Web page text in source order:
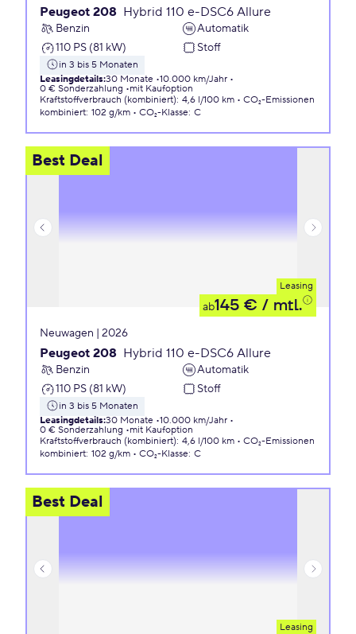
Peugeot 208 Hybrid 110 e-DSC6 Allure
Benzin
Automatik
110 PS (81 kW)
Stoff
in 3 bis 5 Monaten
Leasingdetails:30 Monate 10.000 km/Jahr
0 € Sonderzahlung
mit Kaufoption
Kraftstoffverbrauch (kombiniert): 4,6 l/100 km
CO₂-Emissionen
kombiniert: 102 g/km CO₂-Klasse: C
Best Deal
Leasing
ab145 € / mtl.
Neuwagen | 2026
Peugeot 208 Hybrid 110 e-DSC6 Allure
Benzin
Automatik
110 PS (81 kW)
Stoff
in 3 bis 5 Monaten
Leasingdetails:30 Monate 10.000 km/Jahr
0 € Sonderzahlung
mit Kaufoption
Kraftstoffverbrauch (kombiniert): 4,6 l/100 km
CO₂-Emissionen
kombiniert: 102 g/km CO₂-Klasse: C
Best Deal
Leasing